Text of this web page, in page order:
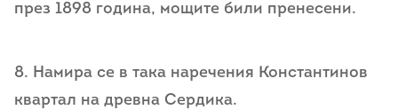
през 1898 година, мощите били пренесени.
8. Намира се в така наречения Константинов
квартал на древна Сердика.